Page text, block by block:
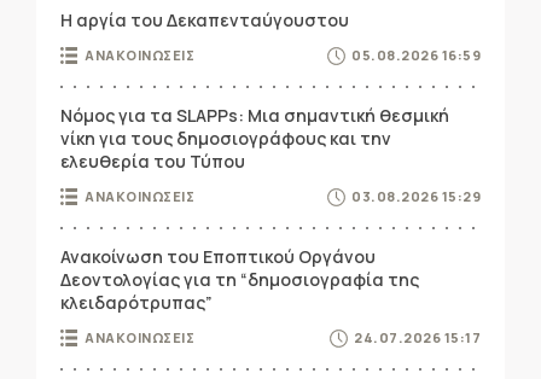
Η αργία του Δεκαπενταύγουστου
ΑΝΑΚΟΙΝΩΣΕΙΣ 05.08.2026 16:59
Νόμος για τα SLAPPs: Μια σημαντική θεσμική
νίκη για τους δημοσιογράφους και την
ελευθερία του Τύπου
ΑΝΑΚΟΙΝΩΣΕΙΣ 03.08.2026 15:29
Ανακοίνωση του Εποπτικού Οργάνου
Δεοντολογίας για τη “δημοσιογραφία της
κλειδαρότρυπας”
ΑΝΑΚΟΙΝΩΣΕΙΣ 24.07.2026 15:17